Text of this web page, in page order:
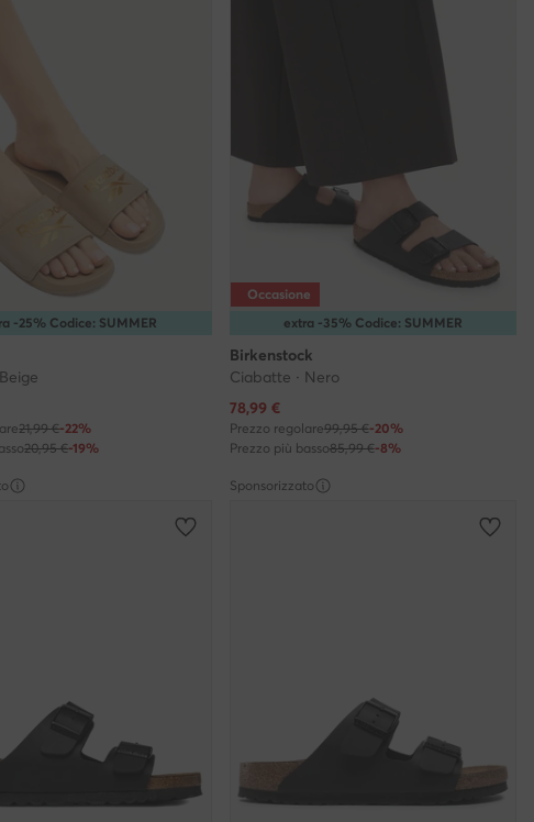
-25% Codice: SUMMER
21,99 €-22%
20,95 €-19%
extra -35% Codice: SUMMER
Occasione
Birkenstock
Ciabatte · Nero
Prezzo attuale
78,99 €
Prezzo regolare99,95 €-20%
Prezzo più basso85,99 €-8%
Sponsorizzato